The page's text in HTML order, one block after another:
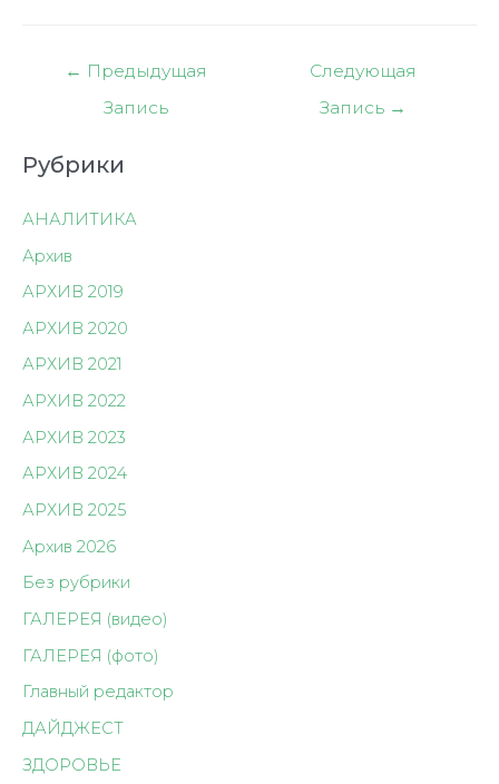
← Предыдущая
Запись
Следующая
Запись →
Рубрики
АНАЛИТИКА
Архив
АРХИВ 2019
АРХИВ 2020
АРХИВ 2021
АРХИВ 2022
АРХИВ 2023
АРХИВ 2024
АРХИВ 2025
Архив 2026
Без рубрики
ГАЛЕРЕЯ (видео)
ГАЛЕРЕЯ (фото)
Главный редактор
ДАЙДЖЕСТ
ЗДОРОВЬЕ